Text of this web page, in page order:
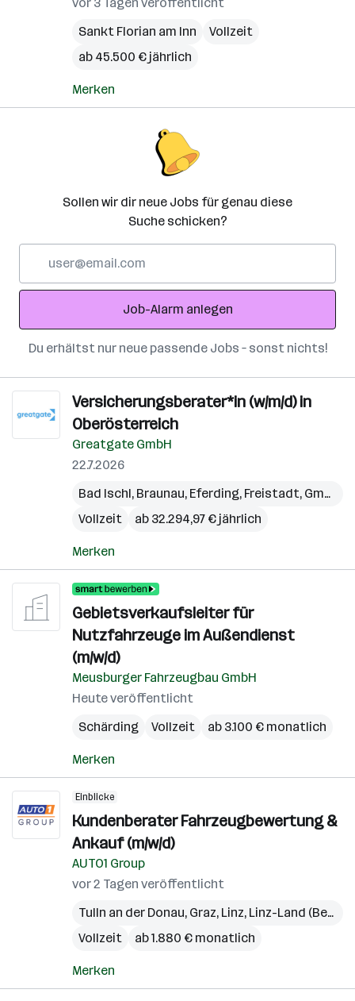
Sankt Florian am Inn
Vollzeit
ab 45.500 € jährlich
Merken
Sollen wir dir neue Jobs für genau diese
Suche schicken?
Adresse
Job-Alarm anlegen
Du erhältst nur neue passende Jobs – sonst nichts!
Versicherungsberater*in (w/m/d) in
Oberösterreich
Greatgate GmbH
22.7.2026
Bad Ischl, Braunau, Eferding, Freistadt, Gmunden
Vollzeit
ab 32.294,97 € jährlich
Merken
Gebietsverkaufsleiter für
Nutzfahrzeuge im Außendienst
(m/w/d)
Meusburger Fahrzeugbau GmbH
Heute veröffentlicht
Schärding
Vollzeit ab 3.100 € monatlich
Merken
Einblicke
Kundenberater Fahrzeugbewertung &
Ankauf (m/w/d)
AUTO1 Group
vor 2 Tagen veröffentlicht
Tulln an der Donau, Graz, Linz, Linz-Land (Bezirk)
Vollzeit
ab 1.880 € monatlich
Merken